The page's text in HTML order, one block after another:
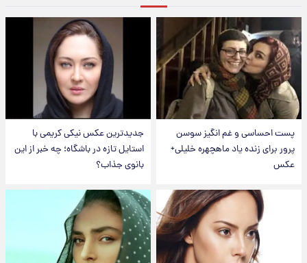
پست احساسی و غم انگیز سوسن
پرور برای زنده یاد ماهچهره خلیلی+
عکس
جدیدترین عکس نیکی کریمی با
استایل تازه در باشگاه؛ چه خبر از این
بانوی جذاب؟